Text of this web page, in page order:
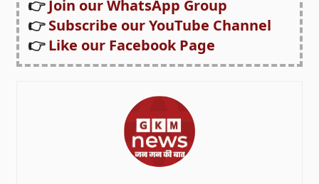
👉Join our WhatsApp Group
👉Subscribe our YouTube Channel
👉Like our Facebook Page